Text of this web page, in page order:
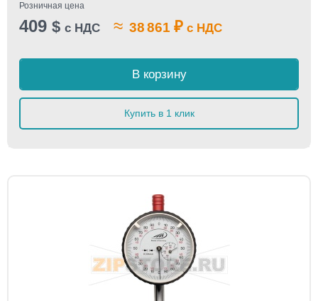
Розничная цена
409 $ с НДС ≈ 38 861 ₽ с НДС
В корзину
Купить в 1 клик